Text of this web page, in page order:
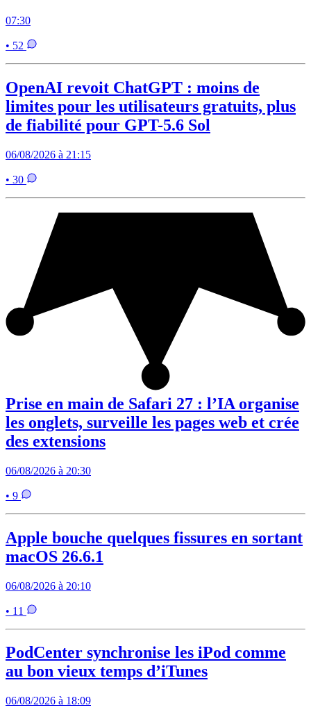
07:30
• 52
OpenAI revoit ChatGPT : moins de
limites pour les utilisateurs gratuits, plus
de fiabilité pour GPT-5.6 Sol
06/08/2026 à 21:15
• 30
Prise en main de Safari 27 : l’IA organise
les onglets, surveille les pages web et crée
des extensions
06/08/2026 à 20:30
• 9
Apple bouche quelques fissures en sortant
macOS 26.6.1
06/08/2026 à 20:10
• 11
PodCenter synchronise les iPod comme
au bon vieux temps d’iTunes
06/08/2026 à 18:09